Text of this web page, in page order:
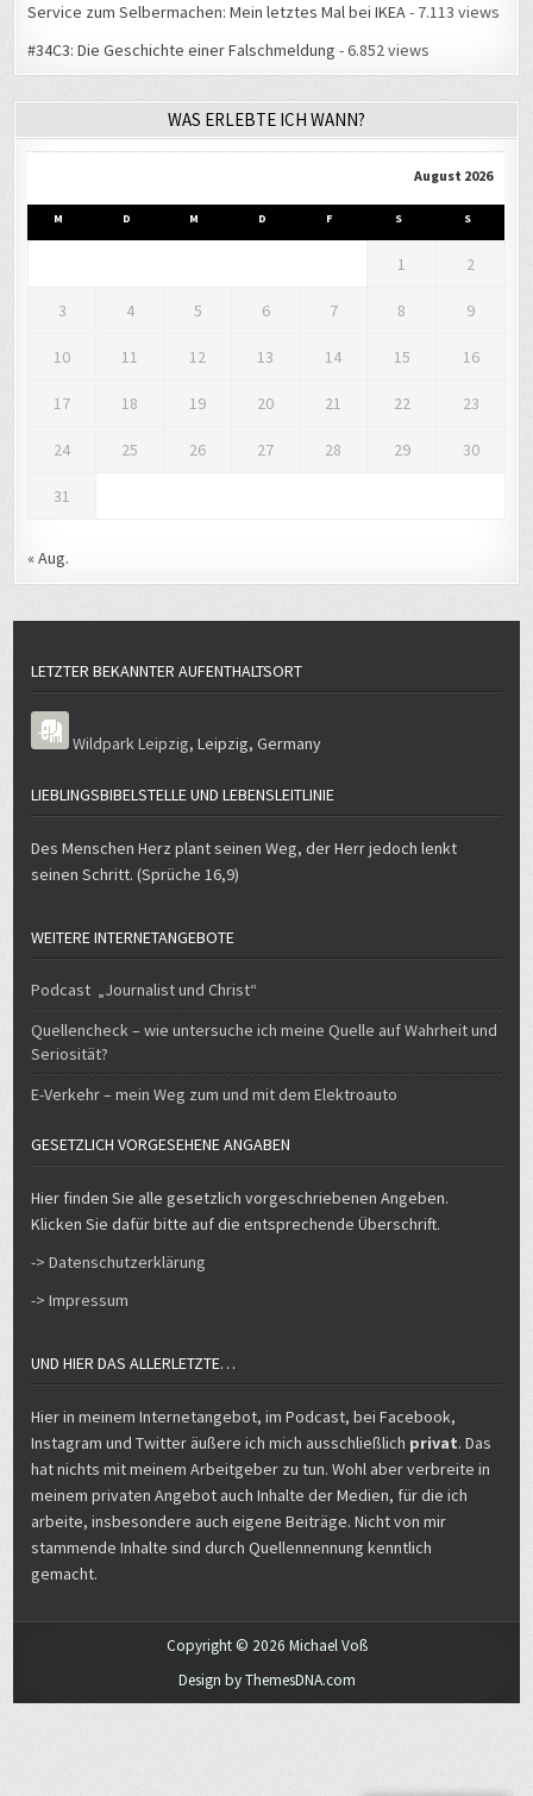
Service zum Selbermachen: Mein letztes Mal bei IKEA- 7.113 views
#34C3: Die Geschichte einer Falschmeldung - 6.852 views
WAS ERLEBTE ICH WANN?
August 2026
M D M D F S S
1 2
3 4 5 6 7 8 9
10 11 12 13 14 15 16
17 18 19 20 21 22 23
24 25 26 27 28 29 30
31
« Aug.
LETZTER BEKANNTER AUFENTHALTSORT
Wildpark Leipzig,Leipzig,Germany
LIEBLINGSBIBELSTELLE UND LEBENSLEITLINIE
Des Menschen Herz plant seinen Weg, der Herr jedoch lenkt
seinen Schritt. (Sprüche 16,9)
WEITERE INTERNETANGEBOTE
Podcast „Journalist und Christ“
Quellencheck – wie untersuche ich meine Quelle auf Wahrheit und
Seriosität?
E-Verkehr – mein Weg zum und mit dem Elektroauto
GESETZLICH VORGESEHENE ANGABEN
Hier finden Sie alle gesetzlich vorgeschriebenen Angeben.
Klicken Sie dafür bitte auf die entsprechende Überschrift.
-> Datenschutzerklärung
-> Impressum
UND HIER DAS ALLERLETZTE…
Hier in meinem Internetangebot, im Podcast, bei Facebook,
Instagram und Twitter äußere ich mich ausschließlich privat. Das
hat nichts mit meinem Arbeitgeber zu tun. Wohl aber verbreite in
meinem privaten Angebot auch Inhalte der Medien, für die ich
arbeite, insbesondere auch eigene Beiträge. Nicht von mir
stammende Inhalte sind durch Quellennennung kenntlich
gemacht.
Copyright © 2026 Michael Voß
Design by ThemesDNA.com